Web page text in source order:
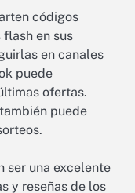
códigos
en sus
en canales
puede
ofertas.
puede
ser una excelente
y reseñas de los